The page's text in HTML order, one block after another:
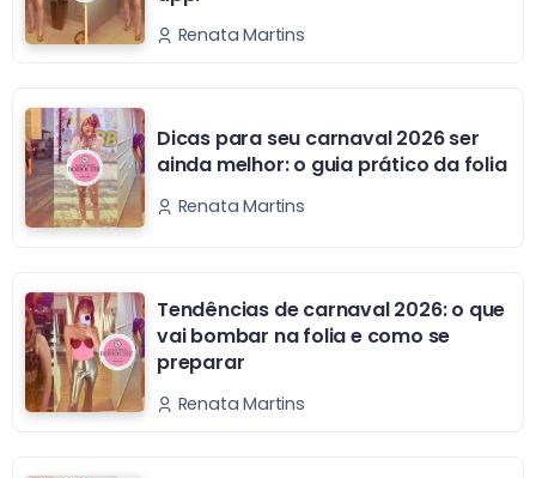
Renata Martins
Dicas para seu carnaval 2026 ser
ainda melhor: o guia prático da folia
Renata Martins
Tendências de carnaval 2026: o que
vai bombar na folia e como se
preparar
Renata Martins